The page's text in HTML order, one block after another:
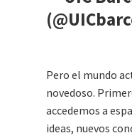
Pero el mundo
novedoso.
accedemos a
ideas, nuevos